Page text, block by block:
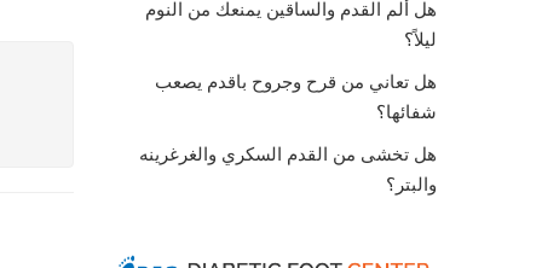
هل ألم القدم والساقين يمنعك من النوم
ليلاً؟
هل تعاني من قرح وجروح باقدم يصعب
شفائها؟
هل تخشى من القدم السكري والغرغرينه
والبتر؟